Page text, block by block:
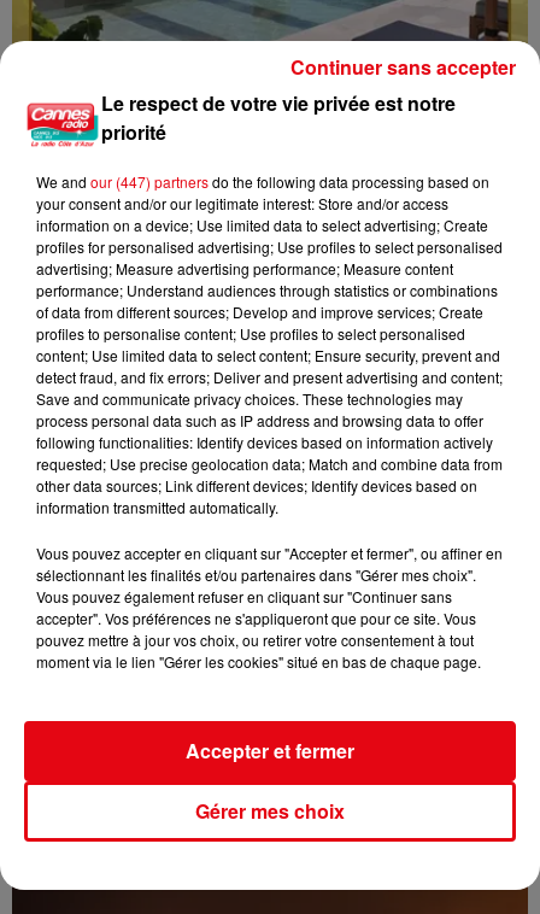
JEU LES PANIERS DE L'ETE : GAGNEZ UN SEJOUR DANS LE LUBERON
Nuits des étoiles 2026 : trois soirées pour observer le ciel et...
Le respect de votre vie privée est notre
priorité
We and our (447) partnersdo the following data processing based on
your consent and/or our legitimate interest: Store and/or access
information on a device; Use limited data to select advertising; Create
profiles for personalised advertising; Use profiles to select personalised
advertising; Measure advertising performance; Measure content
performance; Understand audiences through statistics or combinations
of data from different sources; Develop and improve services; Create
profiles to personalise content; Use profiles to select personalised
content; Use limited data to select content; Ensure security, prevent and
detect fraud, and fix errors; Deliver and present advertising and content;
Save and communicate privacy choices. These technologies may
process personal data such as IP address and browsing data to offer
following functionalities: Identify devices based on information actively
requested; Use precise geolocation data; Match and combine data from
other data sources; Link different devices; Identify devices based on
information transmitted automatically.
Vous pouvez accepter en cliquant sur "Accepter et fermer", ou affiner en
sélectionnant les finalités et/ou partenaires dans "Gérer mes choix".
Vous pouvez également refuser en cliquant sur "Continuer sans
accepter". Vos préférences ne s'appliqueront que pour ce site. Vous
pouvez mettre à jour vos choix, ou retirer votre consentement à tout
moment via le lien "Gérer les cookies" situé en bas de chaque page.
Gérer mes choix
Accepter et fermer
Continuer sans accepter